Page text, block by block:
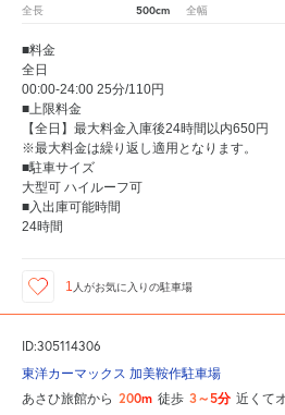
全長 500cm 全幅
■料金
全日
00:00-24:00 25分/110円
■上限料金
【全日】最大料金入庫後24時間以内650円
※最大料金は繰り返し適用となります。
■駐車サイズ
大型可 ハイルーフ可
■入出庫可能時間
24時間
1 人がお気に入りの駐車場
ID:305114306
東洋カーマックス 加美鞍作駐車場
あさひ旅館から 200m 徒歩 3～5分 近くて